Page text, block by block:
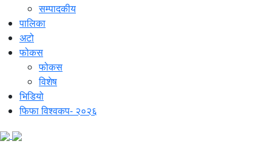
सम्पादकीय
पालिका
अटो
फोकस
फोकस
विशेष
भिडियो
फिफा विश्वकप- २०२६